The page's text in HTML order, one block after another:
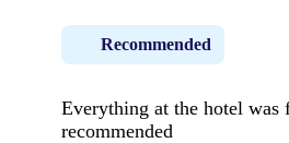
Recommended
Everything at the hotel
recommended